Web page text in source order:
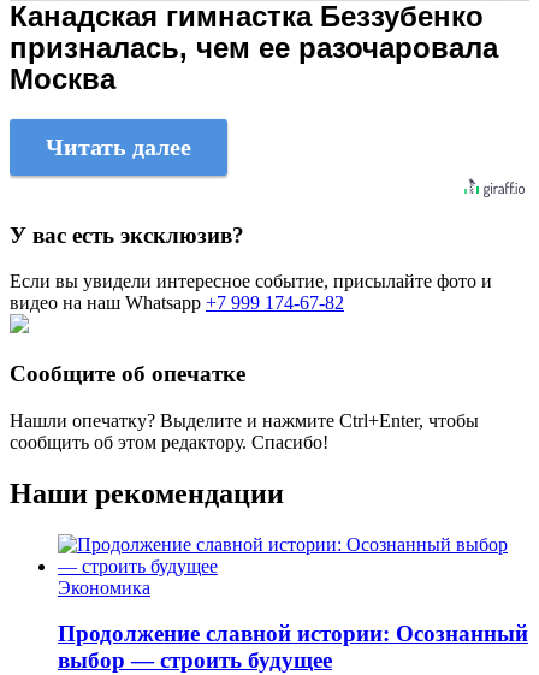
Канадская гимнастка Беззубенко
призналась, чем ее разочаровала
Москва
Читать далее
У вас есть эксклюзив?
Если вы увидели интересное событие, присылайте фото и
видео на наш Whatsapp +7 999 174-67-82
Сообщите об опечатке
Нашли опечатку? Выделите и нажмите Ctrl+Enter, чтобы
сообщить об этом редактору. Спасибо!
Наши рекомендации
Экономика
Продолжение славной истории: Осознанный
выбор — строить будущее